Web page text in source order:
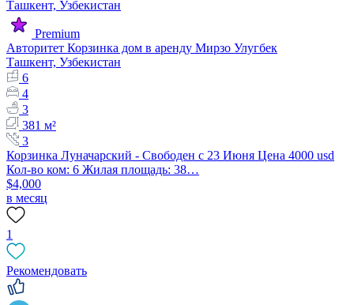
Premium
Авторитет Корзинка дом в аренду Мирзо Улугбек
Ташкент, Узбекистан
6
4
3
381 м²
3
Корзинка Луначарский - Свободен с 23 Июня Цена 4000 usd
Кол-во ком: 6 Жилая площадь: 38…
$4,000
в месяц
1
Рекомендовать